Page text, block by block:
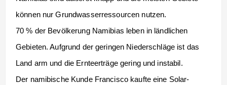
können nur Grundwasserressourcen nutzen.
70 % der Bevölkerung Namibias leben in ländlichen
Gebieten. Aufgrund der geringen Niederschläge ist das
Land arm und die Ernteerträge gering und instabil.
Der namibische Kunde Francisco kaufte eine Solar-